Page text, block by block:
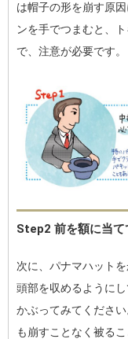
は帽子の形を崩す原
ンを手でつまむと、
で、注意が必要です。
Step2 前を額に当て
次に、パナマハット
頭部を収めるように
かぶってみてくださ
も崩すことなく被るこ